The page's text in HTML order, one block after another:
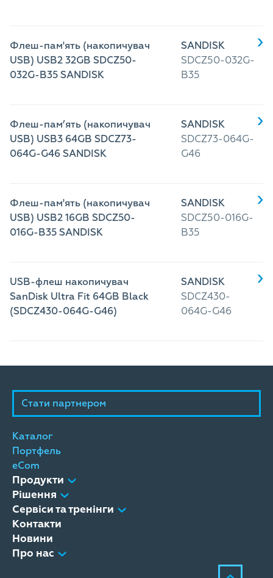
Флеш-пам'ять (накопичувач
USB) USB2 32GB SDCZ50-
032G-B35 SANDISK
SANDISK
SDCZ50-032G-
B35
Флеш-пам’ять (накопичувач
USB) USB3 64GB SDCZ73-
064G-G46 SANDISK
SANDISK
SDCZ73-064G-
G46
Флеш-пам'ять (накопичувач
USB) USB2 16GB SDCZ50-
016G-B35 SANDISK
SANDISK
SDCZ50-016G-
B35
USB-флеш накопичувач
SanDisk Ultra Fit 64GB Black
(SDCZ430-064G-G46)
SANDISK
SDCZ430-
064G-G46
Стати партнером
Каталог
Портфель
eCom
Продукти
Рішення
Сервіси та тренінги
Контакти
Новини
Про нас